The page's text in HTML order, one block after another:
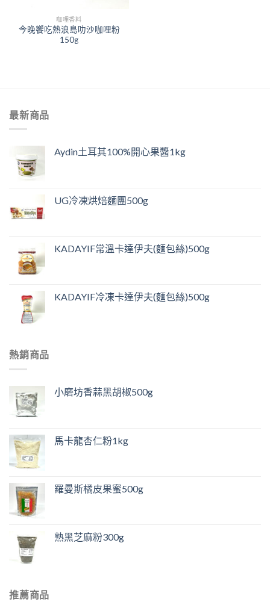
咖哩香料
今晚饗吃熱浪島叻沙咖哩粉
150g
最新商品
Aydin土耳其100%開心果醬1kg
UG冷凍烘焙麵團500g
KADAYIF常溫卡達伊夫(麵包絲)500g
KADAYIF冷凍卡達伊夫(麵包絲)500g
熱銷商品
小磨坊香蒜黑胡椒500g
馬卡龍杏仁粉1kg
羅曼斯橘皮果蜜500g
熟黑芝麻粉300g
推薦商品